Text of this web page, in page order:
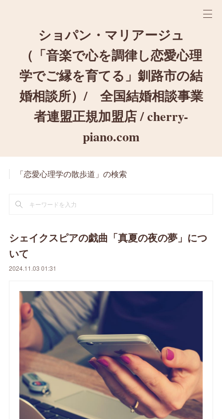
ショパン・マリアージュ
（「音楽で心を調律し恋愛心理
学でご縁を育てる」釧路市の結
婚相談所）/ 全国結婚相談事業
者連盟正規加盟店 / cherry-
piano.com
「恋愛心理学の散歩道」の検索
シェイクスピアの戯曲「真夏の夜の夢」につ
いて
2024.11.03 01:31